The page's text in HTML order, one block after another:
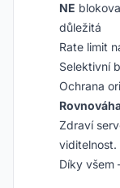
NE
důležitá
Rate limit
Selektivní
Ochrana
Zdraví
viditelnost.
Díky všem